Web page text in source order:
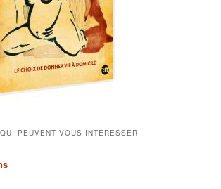
PEUVENT VOUS INTÉRESSER